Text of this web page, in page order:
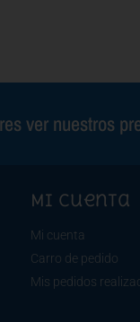
ver nuestros
Mi cuenta
Mi cuenta
Carro de pedido
Mis pedidos